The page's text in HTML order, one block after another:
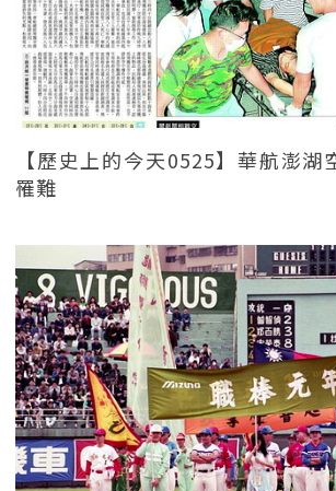
【歷史上的今天0525】華航澎湖
罹難